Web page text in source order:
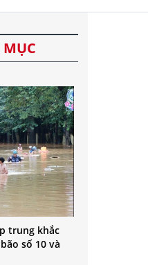
MỤC
trung khắc
số 10 và